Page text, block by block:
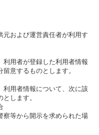
元および運営責任者が利用す
利用者が登録した利用者情報
意するものとします。
利用者情報について、次に該
します。
等から開示を求められた場